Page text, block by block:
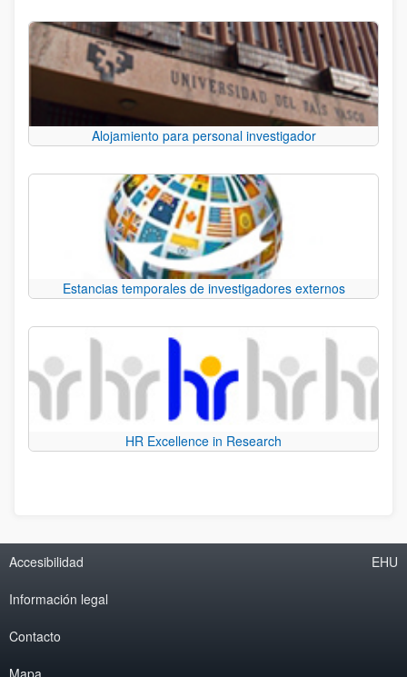
Alojamiento para personal investigador
Estancias temporales de investigadores externos
HR Excellence in Research
Accesibilidad
Información legal
Contacto
EHU